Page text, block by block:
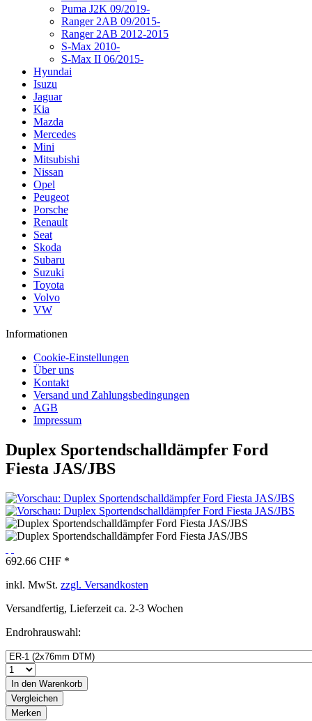
Puma J2K 09/2019-
Ranger 2AB 09/2015-
Ranger 2AB 2012-2015
S-Max 2010-
S-Max II 06/2015-
Hyundai
Isuzu
Jaguar
Kia
Mazda
Mercedes
Mini
Mitsubishi
Nissan
Opel
Peugeot
Porsche
Renault
Seat
Skoda
Subaru
Suzuki
Toyota
Volvo
VW
Informationen
Cookie-Einstellungen
Über uns
Kontakt
Versand und Zahlungsbedingungen
AGB
Impressum
Duplex Sportendschalldämpfer Ford
Fiesta JAS/JBS
692.66 CHF *
inkl. MwSt. zzgl. Versandkosten
Versandfertig, Lieferzeit ca. 2-3 Wochen
Endrohrauswahl:
In den Warenkorb
Vergleichen
Merken